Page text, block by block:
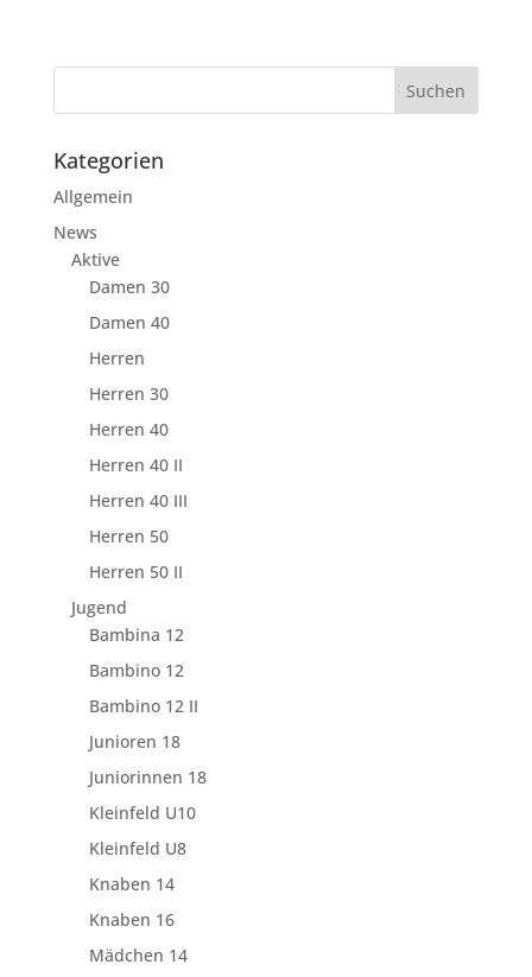
Kategorien
Allgemein
News
Aktive
Damen 30
Damen 40
Herren
Herren 30
Herren 40
Herren 40 II
Herren 40 III
Herren 50
Herren 50 II
Jugend
Bambina 12
Bambino 12
Bambino 12 II
Junioren 18
Juniorinnen 18
Kleinfeld U10
Kleinfeld U8
Knaben 14
Knaben 16
Mädchen 14